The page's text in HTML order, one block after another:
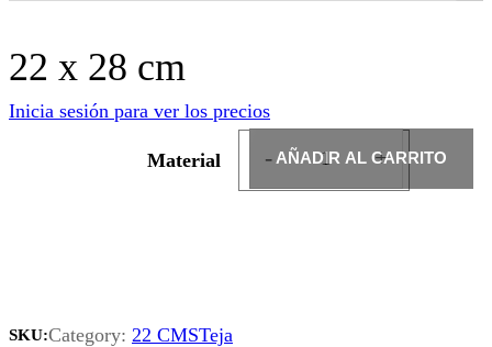
22 x 28 cm
Inicia sesión para ver los precios
Material +
- AÑADIR AL CARRITO
SKU:Category: 22 CMSTeja